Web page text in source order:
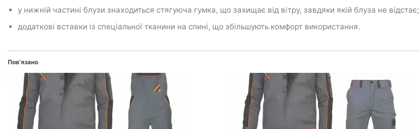
у нижній частині блузи знаходиться стягуюча гумка, що захищає від вітру, завдяки якій блуза не відстає;
додаткові вставки із спеціальної тканини на спині, що збільшують комфорт використання.
Пов’язано